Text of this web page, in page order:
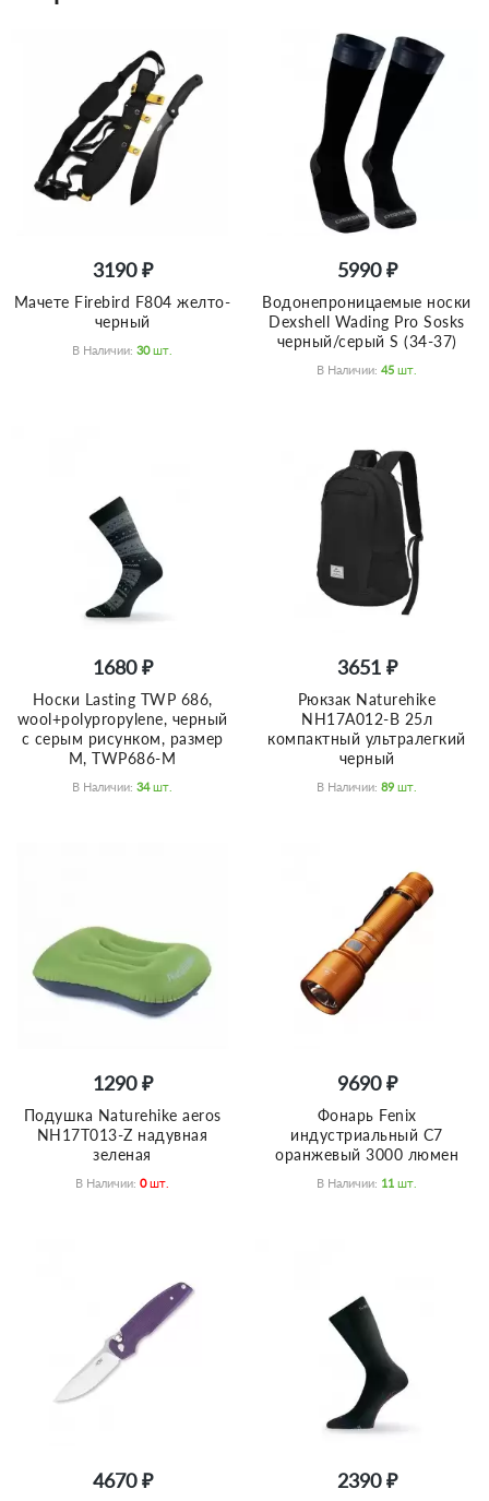
3190 ₽
Мачете Firebird F804 желто-
черный
В Наличии: 30 Шт.
5990 ₽
Водонепроницаемые носки
Dexshell Wading Pro Sosks
черный/серый S (34-37)
В Наличии: 45 Шт.
1680 ₽
Носки Lasting TWP 686,
wool+polypropylene, черный
с серым рисунком, размер
M, TWP686-M
В Наличии: 34 Шт.
3651 ₽
Рюкзак Naturehike
NH17A012-B 25л
компактный ультралегкий
черный
В Наличии: 89 Шт.
1290 ₽
Подушка Naturehike aeros
NH17T013-Z надувная
зеленая
В Наличии: 0 Шт.
9690 ₽
Фонарь Fenix
индустриальный C7
оранжевый 3000 люмен
В Наличии: 11 Шт.
4670 ₽ 2390 ₽